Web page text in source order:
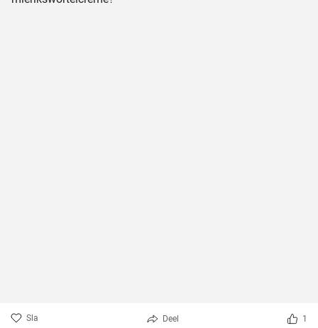
Sla Deel 1